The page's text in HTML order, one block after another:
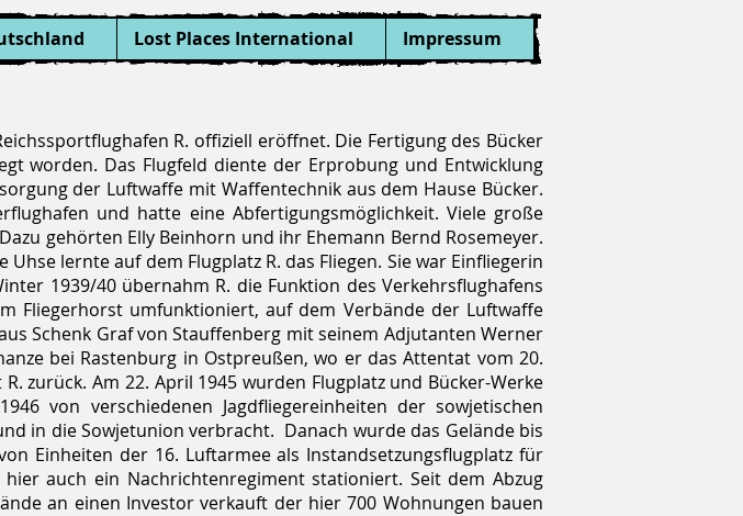
Lost Places International Impressum
R. offiziell eröffnet. Die Fertigung des Bücker
worden. Das Flugfeld diente der Erprobung und Entwicklung
der Luftwaffe mit Waffentechnik aus dem Hause Bücker.
und hatte eine Abfertigungsmöglichkeit. Viele große
gehörten Elly Beinhorn und ihr Ehemann Bernd Rosemeyer.
lernte auf dem Flugplatz R. das Fliegen. Sie war Einfliegerin
1939/40 übernahm R. die Funktion des Verkehrsflughafens
Fliegerhorst umfunktioniert, auf dem Verbände der Luftwaffe
Schenk Graf von Stauffenberg mit seinem Adjutanten Werner
bei Rastenburg in Ostpreußen, wo er das Attentat vom 20.
zurück. Am 22. April 1945 wurden Flugplatz und Bücker-Werke
von verschiedenen Jagdfliegereinheiten der sowjetischen
in die Sowjetunion verbracht. Danach wurde das Gelände bis
Einheiten der 16. Luftarmee als Instandsetzungsflugplatz für
auch ein Nachrichtenregiment stationiert. Seit dem Abzug
an einen Investor verkauft der hier 700 Wohnungen bauen